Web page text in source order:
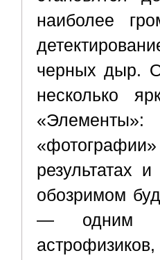
наиболее
черных дыр.
несколько
результатах
обозримом
— одним из